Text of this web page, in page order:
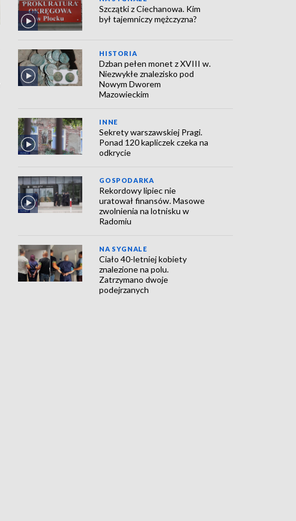
Szczątki z Ciechanowa. Kim
był tajemniczy mężczyzna?
HISTORIA
Dzban pełen monet z XVIII w.
Niezwykłe znalezisko pod
Nowym Dworem
Mazowieckim
INNE
Sekrety warszawskiej Pragi.
Ponad 120 kapliczek czeka na
odkrycie
GOSPODARKA
Rekordowy lipiec nie
uratował finansów. Masowe
zwolnienia na lotnisku w
Radomiu
NA SYGNALE
Ciało 40-letniej kobiety
znalezione na polu.
Zatrzymano dwoje
podejrzanych